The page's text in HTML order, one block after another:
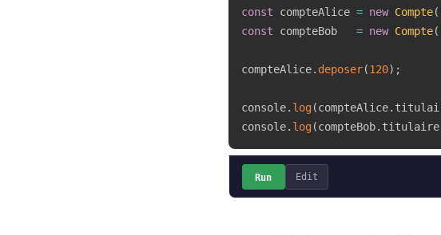
const compteAlice = new Compte(
const compteBob = new Compte(
compteAlice. deposer(120) ;
console. log(compteAlice.
console. log(compteBob. titulaire
Run Edit